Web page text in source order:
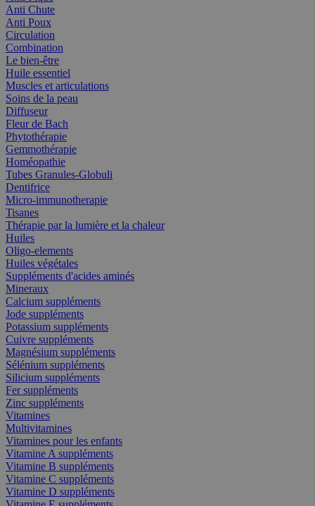
Anti Chute
Anti Poux
Circulation
Combination
Le bien-être
Huile essentiel
Muscles et articulations
Soins de la peau
Diffuseur
Fleur de Bach
Phytothérapie
Gemmothérapie
Homéopathie
Tubes Granules-Globuli
Dentifrice
Micro-immunotherapie
Tisanes
Thérapie par la lumière et la chaleur
Huiles
Oligo-elements
Huiles végétales
Suppléments d'acides aminés
Mineraux
Calcium suppléments
Jode suppléments
Potassium suppléments
Cuivre suppléments
Magnésium suppléments
Sélénium suppléments
Silicium suppléments
Fer suppléments
Zinc suppléments
Vitamines
Multivitamines
Vitamines pour les enfants
Vitamine A suppléments
Vitamine B suppléments
Vitamine C suppléments
Vitamine D suppléments